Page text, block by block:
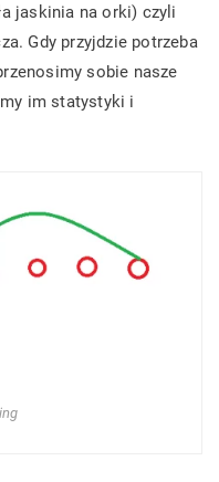
jaskinia na orki) czyli
Gdy przyjdzie potrzeba
sobie nasze
im statystyki i